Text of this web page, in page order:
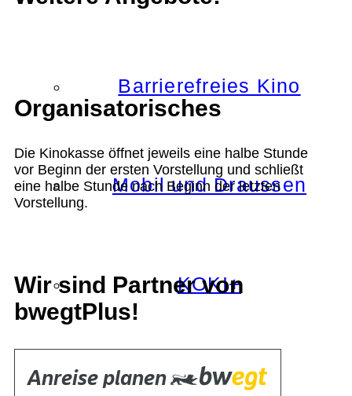
Barrierefreies Kino
Mobil und Draussen
KOKI+
Kontakt
Organisatorisches
Die Kinokasse öffnet jeweils eine halbe Stunde
vor Beginn der ersten Vorstellung und schließt
eine halbe Stunde nach Beginn der letzten
Vorstellung.
Wir sind Partner von
bwegtPlus!